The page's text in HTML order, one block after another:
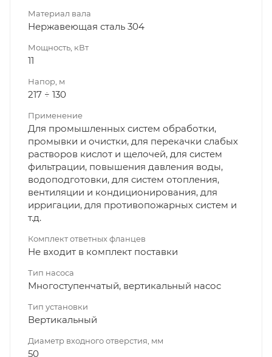
Материал вала
Нержавеющая сталь 304
Мощность, кВт
11
Напор, м
217 ÷ 130
Применение
Для промышленных систем обработки,
промывки и очистки, для перекачки слабых
растворов кислот и щелочей, для систем
фильтрации, повышения давления воды,
водоподготовки, для систем отопления,
вентиляции и кондиционирования, для
ирригации, для противопожарных систем и
т.д.
Комплект ответных фланцев
Не входит в комплект поставки
Тип насоса
Многоступенчатый, вертикальный насос
Тип установки
Вертикальный
Диаметр входного отверстия, мм
50